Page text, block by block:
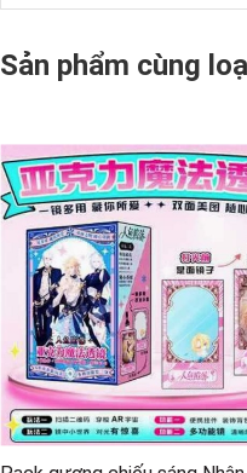
Sản phẩm cùng